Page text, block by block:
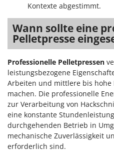
Omas
Ompagrill
Ooni
Oriental Koshin
Outdoorchef
P
Palazzetti
Palumbo Pavi
Partisani
Paterlini
Kontexte abgestimmt.
Wann sollte eine
Pelletpresse
Professionelle Pelletpressen
leistungsbezogene
Arbeiten und mittlere bis hohe
machen. Die professionelle
zur Verarbeitung von
eine konstante
durchgehenden Betrieb in
mechanische Zuverlässigkeit
erforderlich sind.